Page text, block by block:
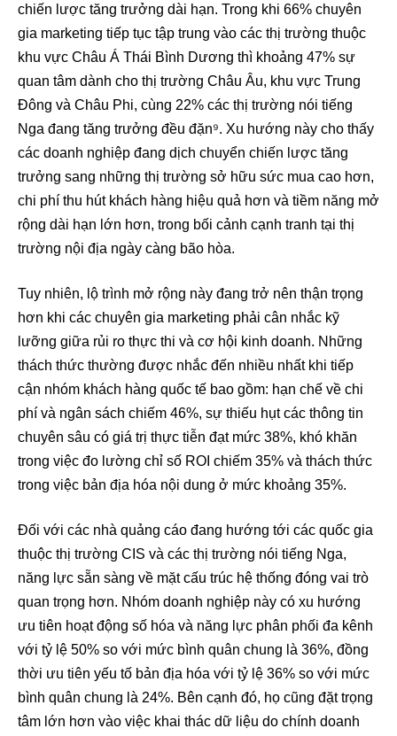
chiến lược tăng trưởng dài hạn. Trong khi 66% chuyên
gia marketing tiếp tục tập trung vào các thị trường thuộc
khu vực Châu Á Thái Bình Dương thì khoảng 47% sự
quan tâm dành cho thị trường Châu Âu, khu vực Trung
Đông và Châu Phi, cùng 22% các thị trường nói tiếng
Nga đang tăng trưởng đều đặn⁹. Xu hướng này cho thấy
các doanh nghiệp đang dịch chuyển chiến lược tăng
trưởng sang những thị trường sở hữu sức mua cao hơn,
chi phí thu hút khách hàng hiệu quả hơn và tiềm năng mở
rộng dài hạn lớn hơn, trong bối cảnh cạnh tranh tại thị
trường nội địa ngày càng bão hòa.
Tuy nhiên, lộ trình mở rộng này đang trở nên thận trọng
hơn khi các chuyên gia marketing phải cân nhắc kỹ
lưỡng giữa rủi ro thực thi và cơ hội kinh doanh. Những
thách thức thường được nhắc đến nhiều nhất khi tiếp
cận nhóm khách hàng quốc tế bao gồm: hạn chế về chi
phí và ngân sách chiếm 46%, sự thiếu hụt các thông tin
chuyên sâu có giá trị thực tiễn đạt mức 38%, khó khăn
trong việc đo lường chỉ số ROI chiếm 35% và thách thức
trong việc bản địa hóa nội dung ở mức khoảng 35%.
Đối với các nhà quảng cáo đang hướng tới các quốc gia
thuộc thị trường CIS và các thị trường nói tiếng Nga,
năng lực sẵn sàng về mặt cấu trúc hệ thống đóng vai trò
quan trọng hơn. Nhóm doanh nghiệp này có xu hướng
ưu tiên hoạt động số hóa và năng lực phân phối đa kênh
với tỷ lệ 50% so với mức bình quân chung là 36%, đồng
thời ưu tiên yếu tố bản địa hóa với tỷ lệ 36% so với mức
bình quân chung là 24%. Bên cạnh đó, họ cũng đặt trọng
tâm lớn hơn vào việc khai thác dữ liệu do chính doanh